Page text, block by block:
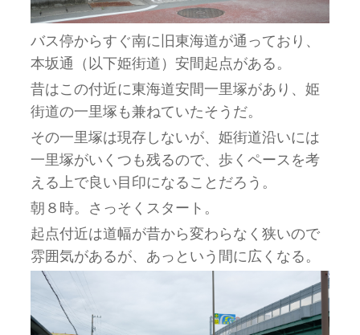
バス停からすぐ南に旧東海道が通っており、
本坂通（以下姫街道）安間起点がある。
昔はこの付近に東海道安間一里塚があり、姫
街道の一里塚も兼ねていたそうだ。
その一里塚は現存しないが、姫街道沿いには
一里塚がいくつも残るので、歩くペースを考
える上で良い目印になることだろう。
朝８時。さっそくスタート。
起点付近は道幅が昔から変わらなく狭いので
雰囲気があるが、あっという間に広くなる。